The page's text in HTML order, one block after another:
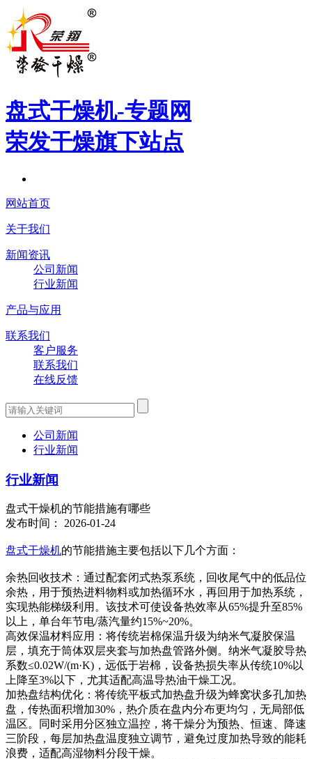
盘式干燥机-专题网
荣发干燥旗下站点
网站首页
关于我们
新闻资讯
公司新闻
行业新闻
产品与应用
联系我们
客户服务
联系我们
在线反馈
公司新闻
行业新闻
行业新闻
盘式干燥机的节能措施有哪些
发布时间： 2026-01-24
盘式干燥机的节能措施主要包括以下几个方面：
余热回收技术：通过配套闭式热泵系统，回收尾气中的低品位
余热，用于预热进料物料或加热循环水，再回用于加热系统，
实现热能梯级利用。该技术可使设备热效率从65%提升至85%
以上，单台年节电/蒸汽量约15%~20%。
高效保温材料应用：将传统岩棉保温升级为纳米气凝胶保温
层，填充于筒体双层夹套与加热盘管路外侧。纳米气凝胶导热
系数≤0.02W/(m·K)，远低于岩棉，设备热损失率从传统10%以
上降至3%以下，尤其适配高温导热油干燥工况。
加热盘结构优化：将传统平板式加热盘升级为蜂窝状多孔加热
盘，传热面积增加30%，热介质在盘内分布更均匀，无局部低
温区。同时采用分区独立温控，将干燥分为预热、恒速、降速
三阶段，每层加热盘温度独立调节，避免过度加热导致的能耗
浪费，适配高湿物料分段干燥。